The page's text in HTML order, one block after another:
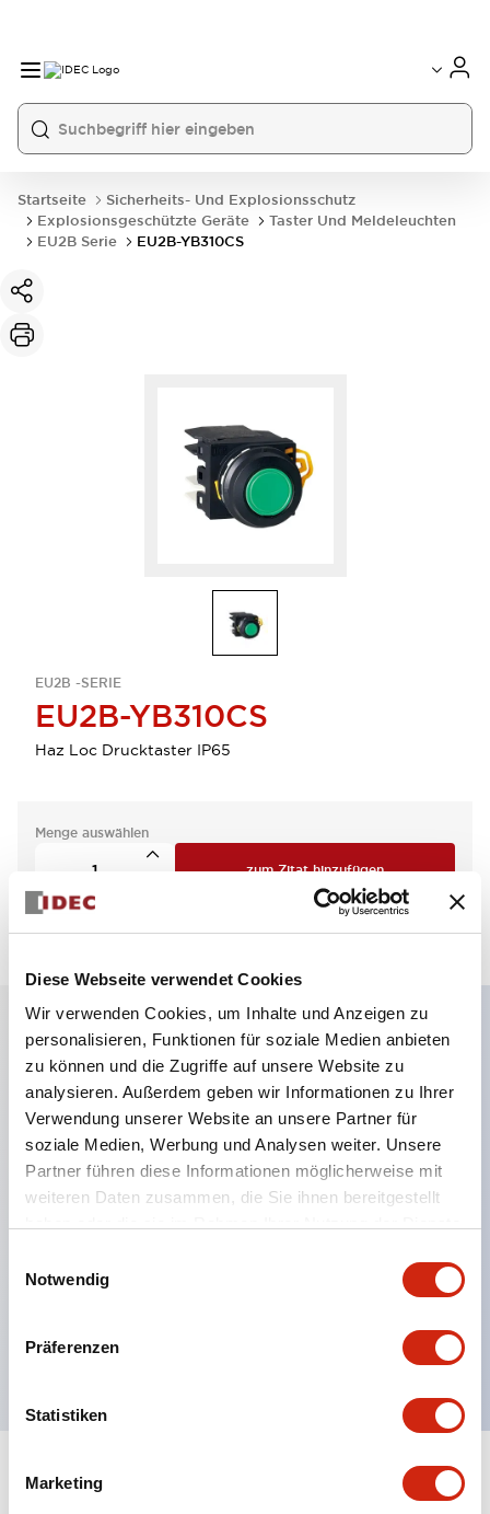
Diese Webseite verwendet Cookies
Wir verwenden Cookies, um Inhalte und Anzeigen zu
personalisieren, Funktionen für soziale Medien anbieten
zu können und die Zugriffe auf unsere Website zu
analysieren. Außerdem geben wir Informationen zu Ihrer
Verwendung unserer Website an unsere Partner für
soziale Medien, Werbung und Analysen weiter. Unsere
Partner führen diese Informationen möglicherweise mit
weiteren Daten zusammen, die Sie ihnen bereitgestellt
Notwendig
Präferenzen
Statistiken
Marketing
Startseite
Sicherheits- Und Explosionsschutz
Explosionsgeschützte Geräte
Taster Und Meldeleuchten
EU2B Serie
EU2B-YB310CS
EU2B -SERIE
EU2B-YB310CS
Haz Loc Drucktaster IP65
Menge auswählen
zum Zitat hinzufügen
Hauptmerkmale
Anwendbar in potenziell explosionsgefährdeten
Atmosphären
Bis zu 3 Kontaktblöcke
Finger-sichere (IP20) Schraubklemmen verfügbar
Dokumente und Dateien